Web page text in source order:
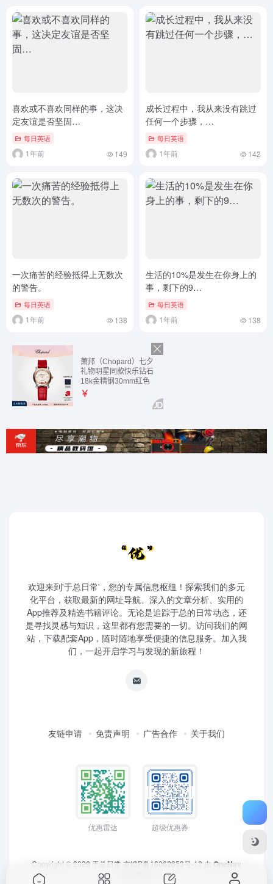
喜欢或不喜欢同样的事，这决
定友谊是否坚固…
每日英语
1年前 149
成长过程中，我从来没有跳过
任何一个步骤，…
每日英语
1年前 142
一次痛苦的经验抵得上无数次
的警告。
每日英语
1年前 138
生活的10%是发生在你身上的
事，剩下的9…
每日英语
1年前 138
欢迎来到'于总日常'，您的专属信息枢纽！探索我们的多元
化平台，获取最新的网址导航、深入的文章分析、实用的
App推荐及精选书籍评论。无论是追踪于总的日常动态，还
是寻找灵感与知识，这里都有您需要的一切。访问我们的网
站，下载配套App，随时随地享受便捷的信息服务。加入我
们，一起开启学习与发现的新旅程！
友链申请 免责声明 广告合作 关于我们
优惠雷达 超级优惠券
Copyright © 2026 于总日常 京ICP备18062653号-12 由 OneNav